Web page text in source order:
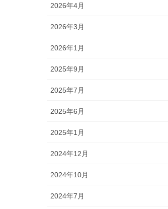
2026年4月
2026年3月
2026年1月
2025年9月
2025年7月
2025年6月
2025年1月
2024年12月
2024年10月
2024年7月